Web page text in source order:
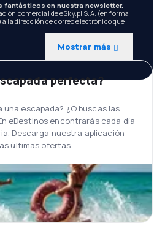
fantásticos en nuestra newsletter.
comercial de eSky.pl S.A. (en forma
la dirección de correo electrónico que
Mostrar más
perfecta?
escapada? ¿O buscas las
eDestinos encontrarás cada día
Descarga nuestra aplicación
últimas ofertas.